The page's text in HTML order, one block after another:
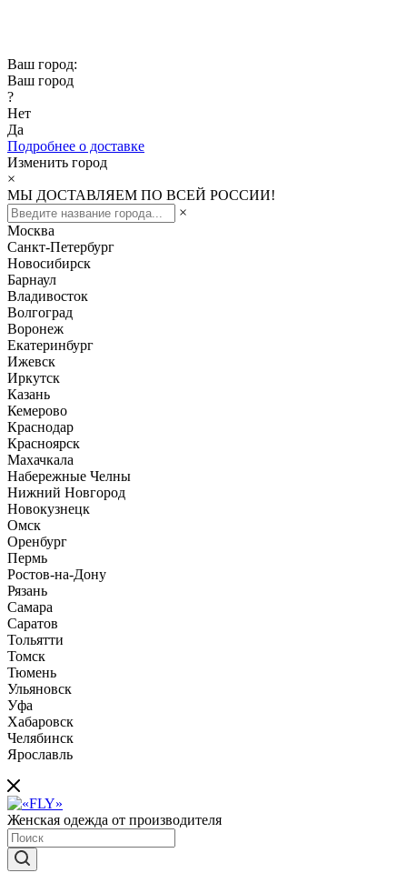
Ваш город:
Ваш город
?
Нет
Да
Подробнее о доставке
Изменить город
×
МЫ ДОСТАВЛЯЕМ ПО ВСЕЙ РОССИИ!
×
Москва
Санкт-Петербург
Новосибирск
Барнаул
Владивосток
Волгоград
Воронеж
Екатеринбург
Ижевск
Иркутск
Казань
Кемерово
Краснодар
Красноярск
Махачкала
Набережные Челны
Нижний Новгород
Новокузнецк
Омск
Оренбург
Пермь
Ростов-на-Дону
Рязань
Самара
Саратов
Тольятти
Томск
Тюмень
Ульяновск
Уфа
Хабаровск
Челябинск
Ярославль
Женская одежда от производителя